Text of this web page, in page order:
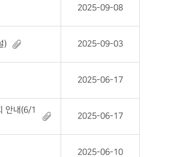
2025-09-08
) 2025-09-03
2025-06-17
안내(6/1
2025-06-17
2025-06-10